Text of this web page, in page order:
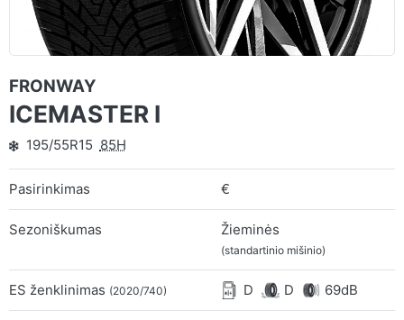
FRONWAY
ICEMASTER I
195/55R15 85H
Pasirinkimas €
Sezoniškumas Žieminės
(standartinio mišinio)
ES ženklinimas (2020/740) D D 69dB